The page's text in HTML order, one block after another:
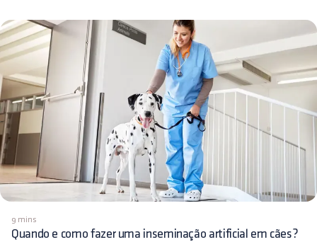
9 mins
Quando e como fazer uma inseminação artificial em cães?